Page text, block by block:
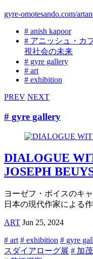
gyre-omotesando.com/
# anish kapoor
# アニッシュ・カ
視社会の未来
# gyre gallery
# art
# exhibition
PREV NEXT
# gyre gallery
DIALOGUE
JOSEPH
ヨーゼフ・ボイスのキ
日本の現代作家による
ART Jun 25, 2024
# art # exhibition # gyre
スダイアローグ展 # 加